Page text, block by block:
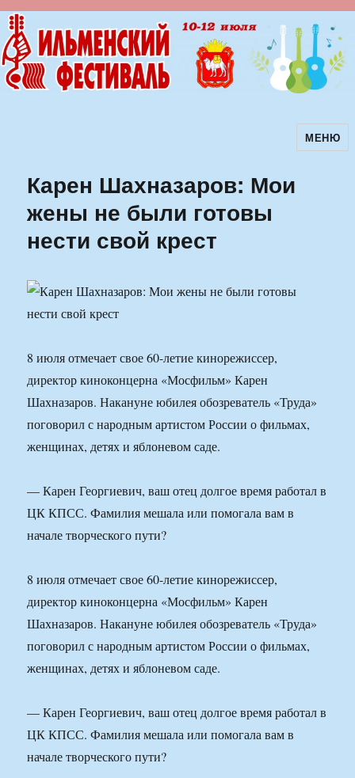
Ильменский фестиваль авторскойМЕНЮ
Карен Шахназаров: Мои
жены не были готовы
нести свой крест
8 июля отмечает свое 60-летие кинорежиссер,
директор киноконцерна «Мосфильм» Карен
Шахназаров. Накануне юбилея обозреватель «Труда»
поговорил с народным артистом России о фильмах,
женщинах, детях и яблоневом саде.
— Карен Георгиевич, ваш отец долгое время работал в
ЦК КПСС. Фамилия мешала или помогала вам в
начале творческого пути?
8 июля отмечает свое 60-летие кинорежиссер,
директор киноконцерна «Мосфильм» Карен
Шахназаров. Накануне юбилея обозреватель «Труда»
поговорил с народным артистом России о фильмах,
женщинах, детях и яблоневом саде.
— Карен Георгиевич, ваш отец долгое время работал в
ЦК КПСС. Фамилия мешала или помогала вам в
начале творческого пути?